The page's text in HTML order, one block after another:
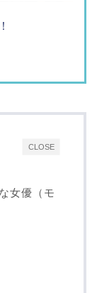
CLOSE
女優（モ